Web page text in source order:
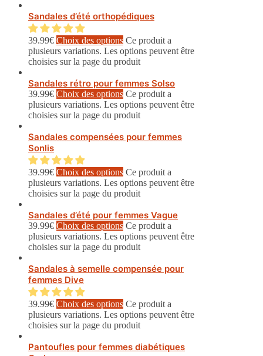
Sandales d’été orthopédiques
39.99€ Choix des options Ce produit a
plusieurs variations. Les options peuvent être
choisies sur la page du produit
Sandales rétro pour femmes Solso
39.99€ Choix des options Ce produit a
plusieurs variations. Les options peuvent être
choisies sur la page du produit
Sandales compensées pour femmes
Sonlis
39.99€ Choix des options Ce produit a
plusieurs variations. Les options peuvent être
choisies sur la page du produit
Sandales d’été pour femmes Vague
39.99€ Choix des options Ce produit a
plusieurs variations. Les options peuvent être
choisies sur la page du produit
Sandales à semelle compensée pour
femmes Dive
39.99€ Choix des options Ce produit a
plusieurs variations. Les options peuvent être
choisies sur la page du produit
Pantoufles pour femmes diabétiques